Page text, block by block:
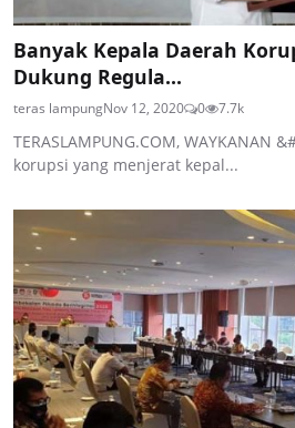
Banyak Kepala Daerah
Dukung Regula...
teras lampungNov 12, 2020 0 7.7k
TERASLAMPUNG.COM, WAYKANAN
korupsi yang menjerat kepal...